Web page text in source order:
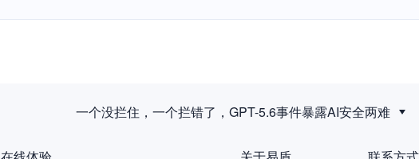
一个没拦住，一个拦错了，GPT-5.6事件暴露AI安全两难